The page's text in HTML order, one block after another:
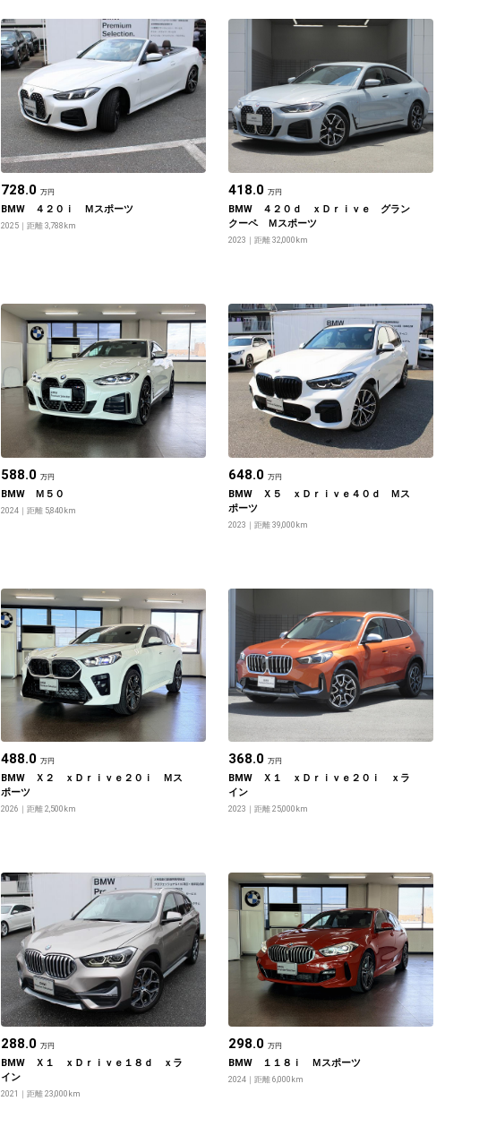
728.0万円
BMW ４２０ｉ Ｍスポーツ
2025 距離 3,788km
418.0万円
BMW ４２０ｄ ｘＤｒｉｖｅ グラン
クーペ Ｍスポーツ
2023 距離 32,000km
588.0万円
BMW Ｍ５０
2024 距離 5,840km
648.0万円
BMW Ｘ５ ｘＤｒｉｖｅ４０ｄ Ｍス
ポーツ
2023 距離 39,000km
488.0万円
BMW Ｘ２ ｘＤｒｉｖｅ２０ｉ Ｍス
ポーツ
2026 距離 2,500km
368.0万円
BMW Ｘ１ ｘＤｒｉｖｅ２０ｉ ｘラ
イン
2023 距離 25,000km
288.0万円
BMW Ｘ１ ｘＤｒｉｖｅ１８ｄ ｘラ
イン
2021 距離 23,000km
298.0万円
BMW １１８ｉ Ｍスポーツ
2024 距離 6,000km